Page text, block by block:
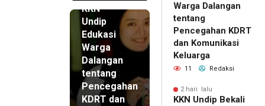
KKN
Undip
Edukasi
Warga
Dalangan
tentang
Pencegahan
KDRT dan
Warga Dalangan
tentang
Pencegahan KDRT
dan Komunikasi
Keluarga
11 Redaksi
2 hari lalu
KKN Undip Bekali